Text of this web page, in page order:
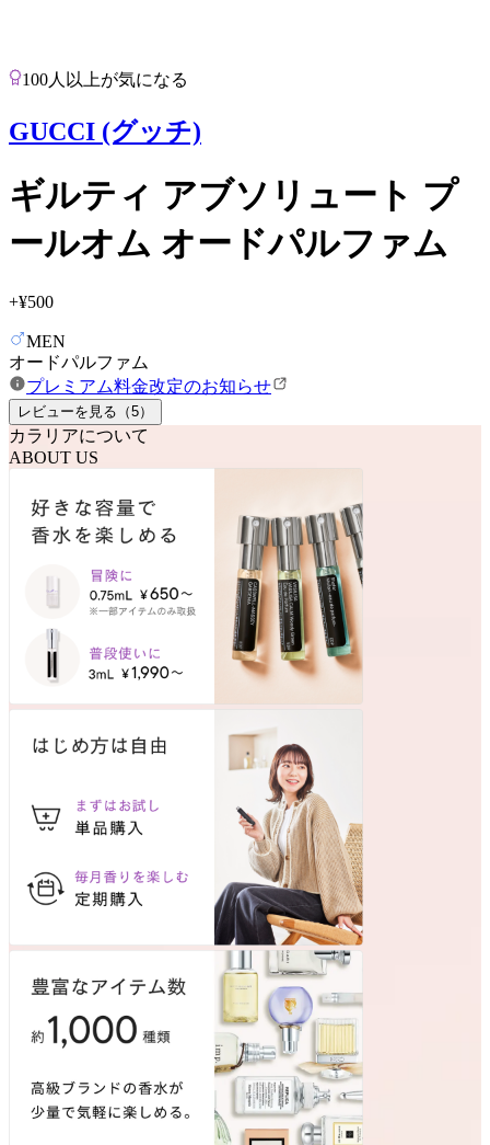
100人以上が気になる
GUCCI (グッチ)
ギルティ アブソリュート プ
ールオム オードパルファム
+¥500
MEN
オードパルファム
プレミアム料金改定のお知らせ
レビューを見る（5）
カラリアについて
ABOUT US